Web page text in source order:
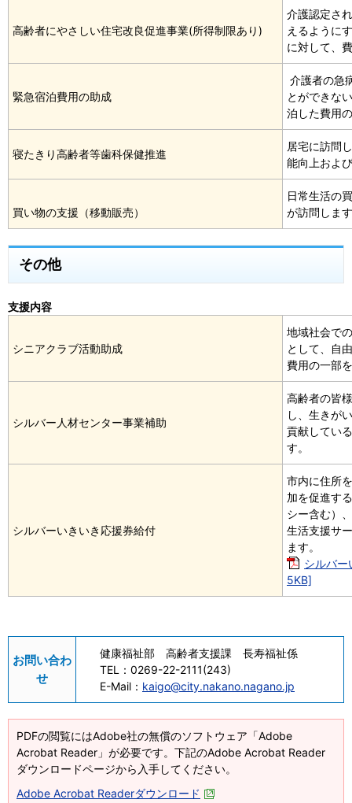
高齢者にやさしい住宅改良促進事業(所得制限あり)
介護認定さ
えるように
に対して、
緊急宿泊費用の助成
介護者の急
とができな
泊した費用
寝たきり高齢者等歯科保健推進
居宅に訪問
能向上およ
買い物の支援（移動販売）
日常生活の
が訪問しま
その他
支援内容
シニアクラブ活動助成
地域社会で
として、自
費用の一部
シルバー人材センター事業補助
高齢者の皆
し、生きが
貢献してい
す。
シルバーいきいき応援券給付
市内に住所
加を促進す
シー含む）
生活支援サ
ます。
シルバ
5KB]
お問い合わ
せ
健康福祉部 高齢者支援課 長寿福祉係
TEL： 0269-22-2111(243)
E-Mail： kaigo@city.nakano.nagano.jp
PDFの閲覧にはAdobe社の無償のソフトウェア「Adobe
Acrobat Reader」が必要です。下記のAdobe Acrobat Reader
ダウンロードページから入手してください。
Adobe Acrobat Readerダウンロード